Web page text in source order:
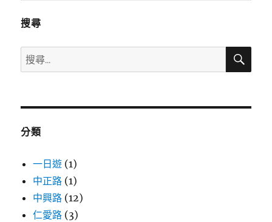
搜尋
搜
尋
鍵
搜
分類
一日遊 (1)
中正路 (1)
中興路 (12)
仁愛路 (3)